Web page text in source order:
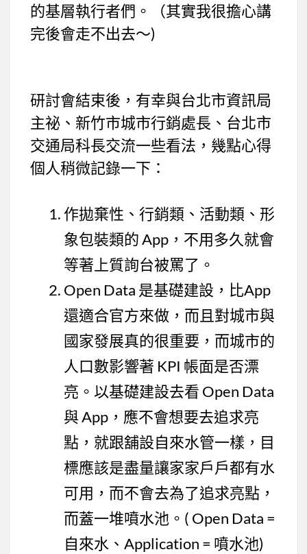
的基層執行者們。（其實我很擔心講
完後會走不出去～)
研討會結束後，有幸與台北市資訊局
主祕、新竹市城市行銷處長、台北市
交通局科長交流一些看法，幾點心得
個人稍微記錄一下：
作拋棄性、行銷類、活動類、形
象包裝類的 App，不用多久就會
等著上質詢台被罵了。
Open Data 是基礎建設，比App
還適合官方來做，而且對城市與
國家發展真的很重要，而城市的
人口數影響著 KPI 帳面是否漂
亮。以基礎建設去看 Open Data
與 App，應不會想要去追求亮
點，就跟舖設自來水管一樣，目
標應該是盡量讓家家戶戶都有水
可用，而不會去為了追求亮點，
而蓋一堆噴水池。( Open Data =
自來水、Application = 噴水池)